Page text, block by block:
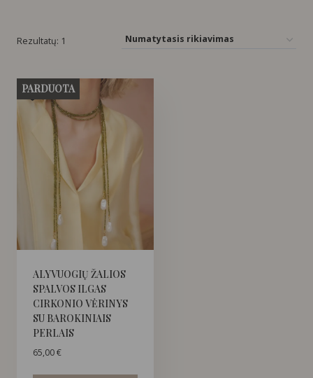
Rezultatų: 1
PARDUOTA
ALYVUOGIŲ ŽALIOS
SPALVOS ILGAS
CIRKONIO VĖRINYS
SU BAROKINIAIS
PERLAIS
65,00€